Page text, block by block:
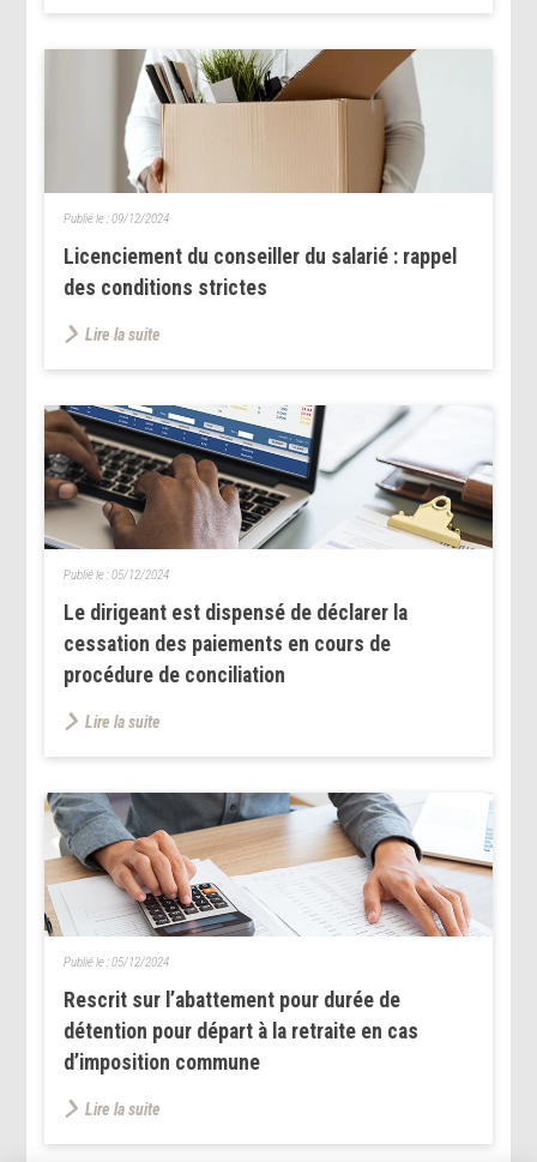
Licenciement du conseiller du salarié : rappel
des conditions strictes
Publié le :09/12/2024
Lire la suite
Le dirigeant est dispensé de déclarer la
cessation des paiements en cours de
procédure de conciliation
Publié le :05/12/2024
Lire la suite
Rescrit sur l’abattement pour durée de
détention pour départ à la retraite en cas
d’imposition commune
Publié le :05/12/2024
Lire la suite